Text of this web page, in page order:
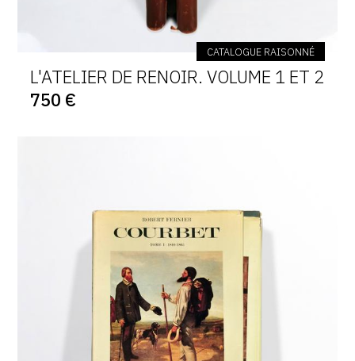
CATALOGUE RAISONNÉ
L'ATELIER DE RENOIR. VOLUME 1 ET 2
750 €